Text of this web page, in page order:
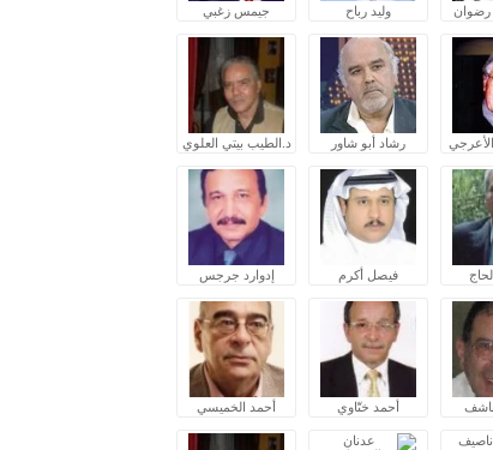
رضوان وليد رباح جيمس زغبي
رشاد أبو شاور د.الطيب بيتي العلوي
فيصل أكرم إدوارد جرجس
أحمد ختّاوي أحمد الخميسي